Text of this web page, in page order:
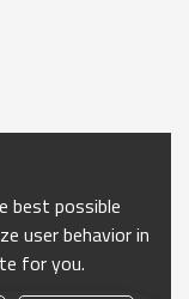
best possible
user behavior in
for you.